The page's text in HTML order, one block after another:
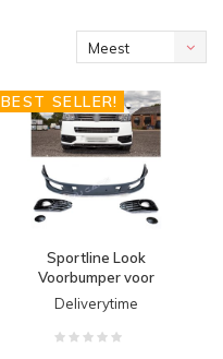
Meest
BEST SELLER!
Sportline Look
Voorbumper voor
Volkswagen
Transporter T5
Deliverytime